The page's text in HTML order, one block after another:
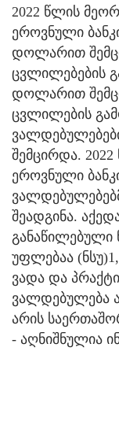
2022 წლის
ეროვნული
დოლარით
ცვლილებების
დოლარით
ცვლილების
შემცირდა.
ეროვნული
შეადგინა.
განაწილებული
უფლებაა
ვადა და
ვალდებულება
არის
- აღნიშნულია